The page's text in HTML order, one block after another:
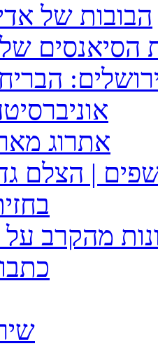
הבובות של
אתרוג
| הצלם
מהקרב על